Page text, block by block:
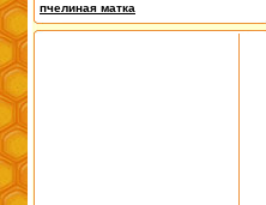
пчелиная матка